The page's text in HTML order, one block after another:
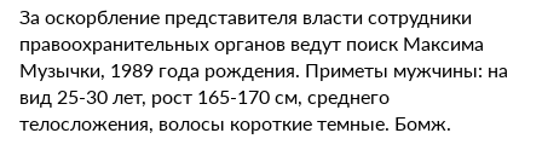
За оскорбление представителя власти сотрудники
правоохранительных органов ведут поиск Максима
Музычки, 1989 года рождения. Приметы мужчины: на
вид 25-30 лет, рост 165-170 см, среднего
телосложения, волосы короткие темные. Бомж.